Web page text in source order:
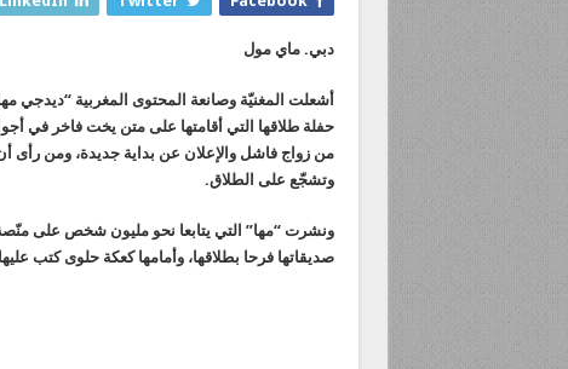
دبي. ماي مول
أشعلت المغنيّة وصانعة المحتوى المغربية “ديدجي
حفلة طلاقها التي أقامتها على متن يخت فاخر في
من زواج فاشل والإعلان عن بداية جديدة، ومن رأى
وتشجّع على الطلاق.
ونشرت “مها” التي يتابعا نحو مليون شخص على
صديقاتها فرحا بطلاقها، وأمامها كعكة حلوى كتب